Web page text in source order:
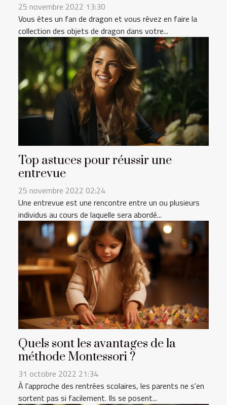
25 novembre 2022 13:30
Vous êtes un fan de dragon et vous rêvez en faire la
collection des objets de dragon dans votre...
Top astuces pour réussir une
entrevue
25 novembre 2022 02:24
Une entrevue est une rencontre entre un ou plusieurs
individus au cours de laquelle sera abordé...
Quels sont les avantages de la
méthode Montessori ?
31 octobre 2022 21:34
À l'approche des rentrées scolaires, les parents ne s'en
sortent pas si facilement. Ils se posent...